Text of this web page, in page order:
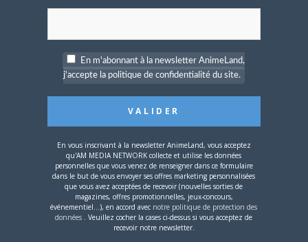
mais elle divertit et passionne la fois.
Un bon crû parmi les séries diffuses en
France au cours des années 80.
Pour la VF, ayant cout quelques extraits,
elle est de bonne facture avec une
traduction correcte (mais pas toujours) et
les grandes voix de l'poque (certaines sont
cependant un peu surexploites). A noter un
Franois Leccia convaincant dans le rle de
En m'abonnant à la newsletter AnimeLand,
j'accepte la politique de confidentialité du site.
En vous inscrivant à la newsletter AnimeLand, vous acceptez
qu'AM MEDIA NETWORK collecte et utilise les données
personnelles que vous venez de renseigner dans ce formulaire
dans le but de vous envoyer ses offres marketing personnalisées
que vous avez acceptées de recevoir (nouvelles sorties de
magazines, offres promotionnelles, jeux-concours,
événementiel...), en accord avec notre politique de protection des
données . Veuillez cocher la cases ci-dessus si vous acceptez de
recevoir notre newsletter.